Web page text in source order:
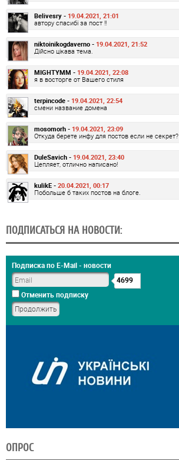
Belivesry - 19.04.2021, 21:01
автору спасибі за пост !!
niktoinikogdaverno - 19.04.2021, 21:52
Дійсно цікава тема.
MIGHTYMM - 19.04.2021, 22:08
я в восторге от Вашего стиля
terpincode - 19.04.2021, 22:54
смени название домена
mosomorh - 19.04.2021, 23:09
Откуда берете инфу для постов если не секрет?
DuleSavich - 19.04.2021, 23:40
Цепляет, отлично написано!
kulikE - 20.04.2021, 00:17
Побольше б таких постов на блоге.
ПОДПИСАТЬСЯ НА НОВОСТИ:
Подписка по E-Mail - новости
4699
Отменить подписку
ОПРОС